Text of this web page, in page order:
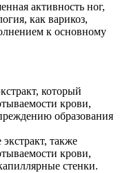
активность ног,
как варикоз,
к основному
который
крови,
образования
также
крови,
стенки.